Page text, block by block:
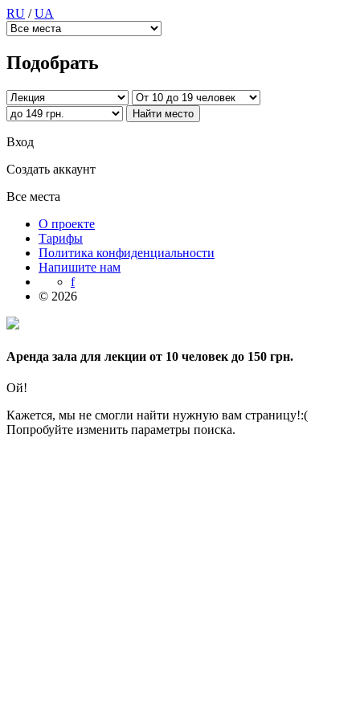
RU /UA
Подобрать
Вход
Создать аккаунт
Все места
О проекте
Тарифы
Политика конфиденциальности
Напишите нам
f
© 2026
Аренда зала для лекции от 10 человек до 150 грн.
Ой!
Кажется, мы не смогли найти нужную вам страницу!:(
Попробуйте изменить параметры поиска.